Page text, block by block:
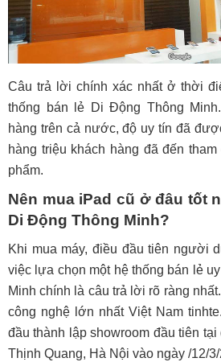
Câu trả lời chính xác nhất ở thời
thống bán lẻ Di Động Thông
hàng trên cả nước, độ uy tín đã
hàng triệu khách hàng đã đến
phẩm.
Nên mua iPad cũ ở đâu tốt
Di Động Thông Minh?
Khi mua máy, điều đầu tiên người
việc lựa chọn một hệ thống bán lẻ
Minh chính là câu trả lời rõ ràng
công nghệ lớn nhất Việt Nam
đầu thành lập showroom đầu tiên
Thịnh Quang, Hà Nội vào ngày /12/